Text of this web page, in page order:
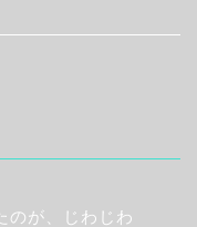
のが、じわじわ